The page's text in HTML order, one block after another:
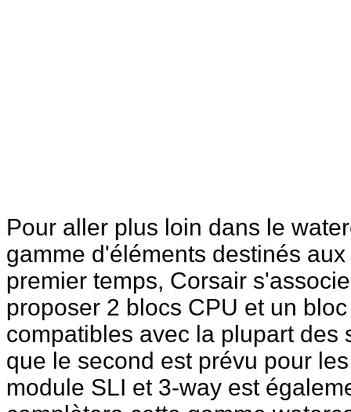
Pour aller plus loin dans le
gamme d'éléments destinés
premier temps, Corsair
proposer 2 blocs CPU et un
compatibles avec la plupart des
que le second est prévu pour
module SLI et 3-way est